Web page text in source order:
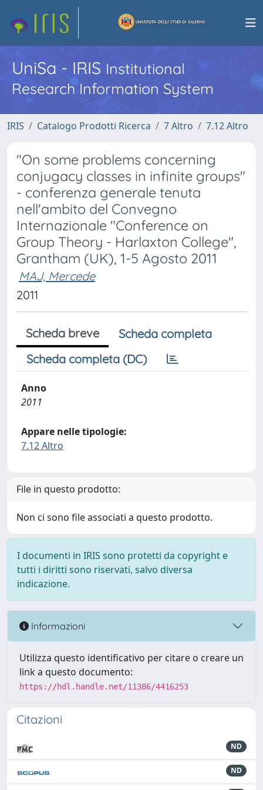
UniSa - IRISInstitutional
Research Information System
IRIS Catalogo Prodotti Ricerca 7 Altro 7.12 Altro
"On some problems concerning
conjugacy classes in infinite groups"
- conferenza generale tenuta
nell'ambito del Convegno
Internazionale "Conference on
Group Theory - Harlaxton College",
Grantham (UK), 1-5 Agosto 2011
MAJ, Mercede
2011
Scheda breve
Scheda completa
Scheda completa (DC)
Anno
2011
Appare nelle tipologie:
7.12 Altro
File in questo prodotto:
Non ci sono file associati a questo prodotto.
I documenti in IRIS sono protetti da copyright e
tutti i diritti sono riservati, salvo diversa
indicazione.
Informazioni
Utilizza questo identificativo per citare o creare un
link a questo documento:
https://hdl.handle.net/11386/4416253
Citazioni
ND
ND